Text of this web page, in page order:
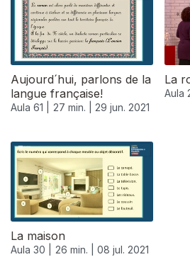
Aujourd´hui, parlons de la
langue française!
Aula 61 | 27 min. | 29 jun. 2021
La
Aula
La maison
Aula 30 | 26 min. | 08 jul. 2021
556337